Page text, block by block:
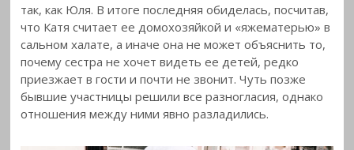
так, как Юля. В итоге последняя обиделась, посчитав,
что Катя считает ее домохозяйкой и «яжематерью» в
сальном халате, а иначе она не может объяснить то,
почему сестра не хочет видеть ее детей, редко
приезжает в гости и почти не звонит. Чуть позже
бывшие участницы решили все разногласия, однако
отношения между ними явно разладились.